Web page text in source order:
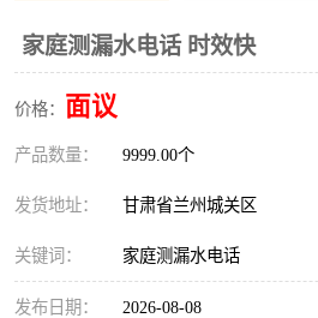
家庭测漏水电话 时效快
价格： 面议
产品数量： 9999.00个
发货地址： 甘肃省兰州城关区
关键词： 家庭测漏水电话
发布日期： 2026-08-08